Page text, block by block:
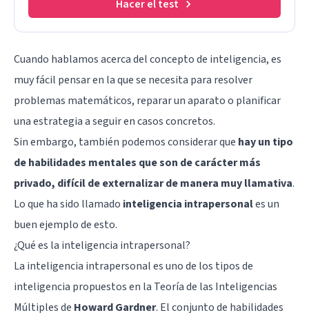
Hacer el test
Cuando hablamos acerca delconcepto de inteligencia, es
muy fácil pensar en la que se necesita para resolver
problemas matemáticos, reparar un aparato o planificar
una estrategia a seguir en casos concretos.
Sin embargo, también podemos considerar que hay un tipo
de habilidades mentales que son de carácter más
privado, difícil de externalizar de manera muy llamativa.
Lo que ha sido llamado inteligencia intrapersonales un
buen ejemplo de esto.
¿Qué es la inteligencia intrapersonal?
La inteligencia intrapersonal es uno de los tipos de
inteligencia propuestos en la Teoría de las Inteligencias
Múltiplesde Howard Gardner. El conjunto de habilidades